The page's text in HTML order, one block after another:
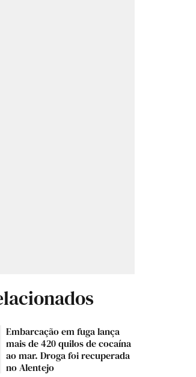
Embarcação em fuga lança
mais de 420 quilos de cocaína
ao mar. Droga foi recuperada
no Alentejo